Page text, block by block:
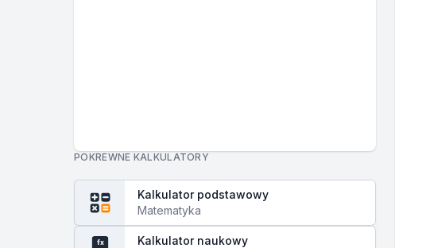
POKREWNE KALKULATORY
Kalkulator podstawowy
Matematyka
fx
Kalkulator naukowy